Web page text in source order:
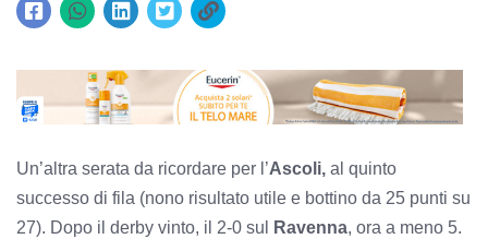
Un’altra serata da ricordare per l’Ascoli, al quinto
successo di fila (nono risultato utile e bottino da 25 punti su
27). Dopo il derby vinto, il 2-0 sul
Ravenna, ora a meno 5.